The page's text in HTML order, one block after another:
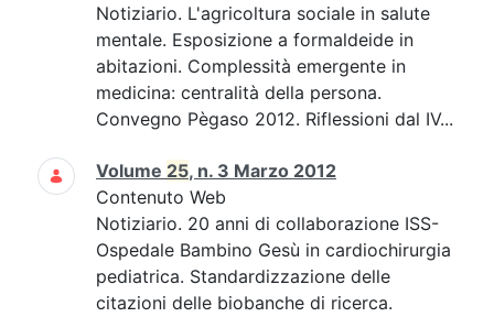
Notiziario. L'agricoltura sociale in salute
mentale. Esposizione a formaldeide in
abitazioni. Complessità emergente in
medicina: centralità della persona.
Convegno Pègaso 2012. Riflessioni dal IV...
Volume 25, n. 3 Marzo 2012
Contenuto Web
Notiziario. 20 anni di collaborazione ISS-
Ospedale Bambino Gesù in cardiochirurgia
pediatrica. Standardizzazione delle
citazioni delle biobanche di ricerca.